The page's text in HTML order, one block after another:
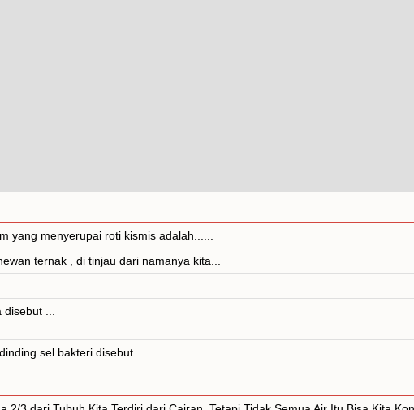
yang menyerupai roti kismis adalah......
ternak , di tinjau dari namanya kita...
...
sel bakteri disebut ......